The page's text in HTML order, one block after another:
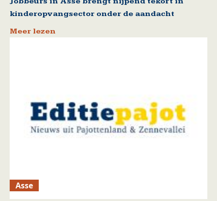
kinderopvangsector onder de aandacht
Meer lezen
Asse